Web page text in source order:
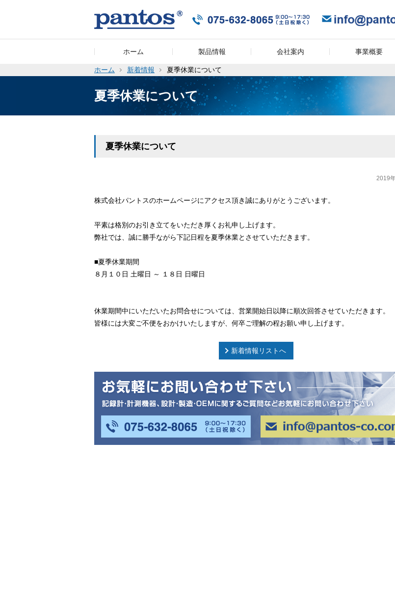
ホーム 製品情報 会社案内 事業概要
夏季休業について
ホーム 新着情報 夏季休業について
夏季休業について
2019
株式会社パントスのホームページにアクセス頂き誠にありがとうございます。
平素は格別のお引き立てをいただき厚くお礼申し上げます。
弊社では、誠に勝手ながら下記日程を夏季休業とさせていただきます。
■夏季休業期間
８月１０日 土曜日 ～ １８日 日曜日
休業期間中にいただいたお問合せについては、営業開始日以降に順次回答させていただきます。
皆様には大変ご不便をおかけいたしますが、何卒ご理解の程お願い申し上げます。
新着情報リストへ